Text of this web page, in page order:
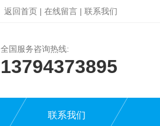
返回首页 | 在线留言 | 联系我们
全国服务咨询热线:
13794373895
联系我们